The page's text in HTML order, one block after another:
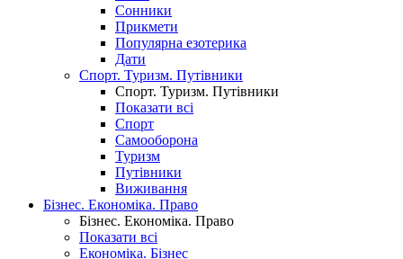
Сонники
Прикмети
Популярна езотерика
Дати
Спорт. Туризм. Путівники
Спорт. Туризм. Путівники
Показати всі
Спорт
Самооборона
Туризм
Путівники
Виживання
Бізнес. Економіка. Право
Бізнес. Економіка. Право
Показати всі
Економіка. Бізнес